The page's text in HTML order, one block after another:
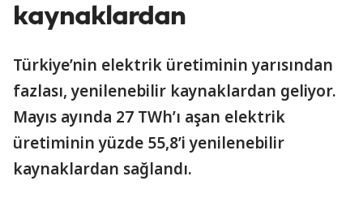
kaynaklardan
Türkiye’nin elektrik üretiminin yarısından
fazlası, yenilenebilir kaynaklardan geliyor.
Mayıs ayında 27 TWh’ı aşan elektrik
üretiminin yüzde 55,8’i yenilenebilir
kaynaklardan sağlandı.